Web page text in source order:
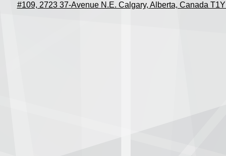
#109, 2723 37-Avenue N.E. Calgary, Alberta, Canada